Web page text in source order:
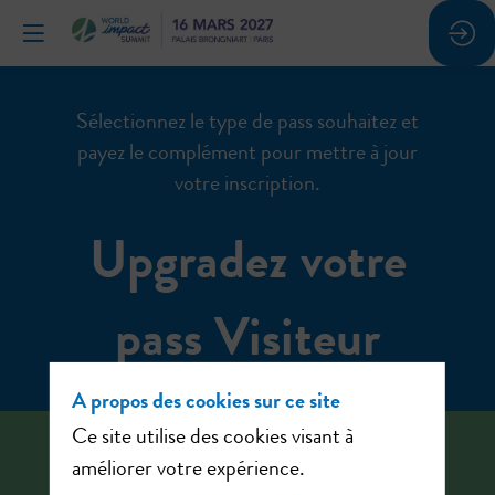
Sélectionnez le type de pass souhaitez et
payez le complément pour mettre à jour
votre inscription.
Upgradez votre
pass Visiteur
Vous devez être connecté et
avoir un pass Visiteur pour
A propos des cookies sur ce site
Ce site utilise des cookies visant à
améliorer votre expérience.